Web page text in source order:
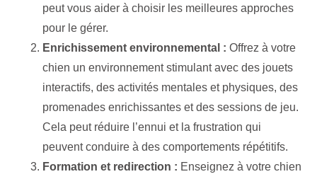
peut vous aider à choisir les meilleures approches
pour le gérer.
Enrichissement environnemental : Offrez à votre
chien un environnement stimulant avec des jouets
interactifs, des activités mentales et physiques, des
promenades enrichissantes et des sessions de jeu.
Cela peut réduire l’ennui et la frustration qui
peuvent conduire à des comportements répétitifs.
Formation et redirection : Enseignez à votre chien